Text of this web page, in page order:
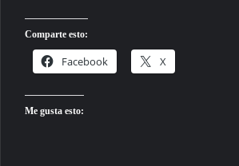
Comparte esto:
Facebook X
Me gusta esto: